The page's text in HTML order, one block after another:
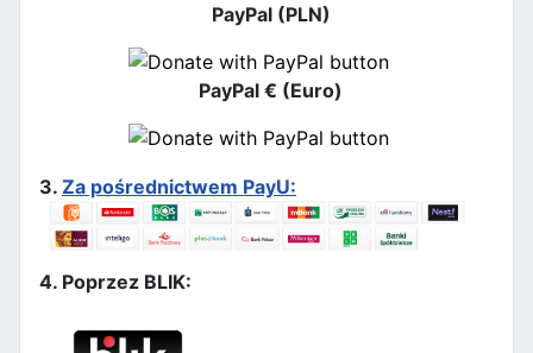
PayPal (PLN)
PayPal € (Euro)
3. Za pośrednictwem PayU:
4. Poprzez BLIK: